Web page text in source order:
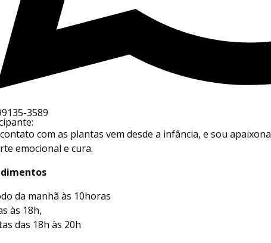
3589
com as plantas vem desde a infância, e sou
emocional e cura.
da manhã às 10horas
às 18h,
das 18h às 20h